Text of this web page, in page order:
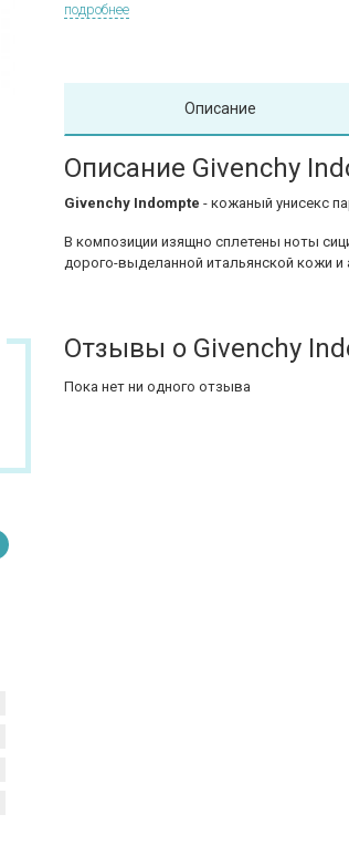
подробнее
Описание
Описание Givenchy
Givenchy Indompte - кожаный унисекс
В композиции изящно сплетены ноты
дорого-выделанной итальянской кожи
Отзывы о Givenchy
Пока нет ни одного отзыва